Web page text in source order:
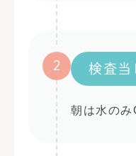
2 検査当
朝は水のみ